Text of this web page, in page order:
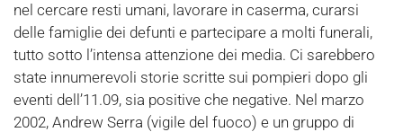
nel cercare resti umani, lavorare in caserma, curarsi
delle famiglie dei defunti e partecipare a molti funerali,
tutto sotto l’intensa attenzione dei media. Ci sarebbero
state innumerevoli storie scritte sui pompieri dopo gli
eventi dell’11.09, sia positive che negative. Nel marzo
2002, Andrew Serra (vigile del fuoco) e un gruppo di